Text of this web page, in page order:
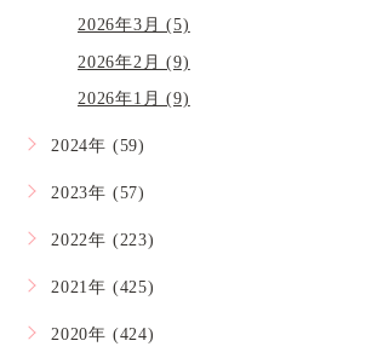
2026年3月 (5)
2026年2月 (9)
2026年1月 (9)
2024年 (59)
2023年 (57)
2022年 (223)
2021年 (425)
2020年 (424)